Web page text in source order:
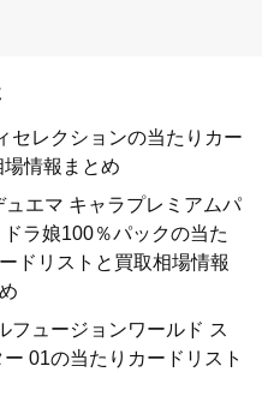
セレクションの当たりカー
場情報まとめ
ュエマ キャラプレミアムパ
ドラ娘100％パックの当た
ドリストと買取相場情報
フュージョンワールド ス
ー 01の当たりカードリスト